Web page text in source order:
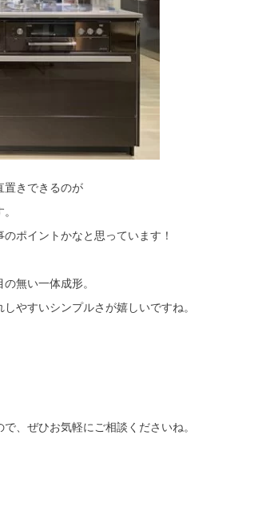
置きできるのが
ポイントかなと思っています！
無い一体成形。
やすいシンプルさが嬉しいですね。
、ぜひお気軽にご相談くださいね。